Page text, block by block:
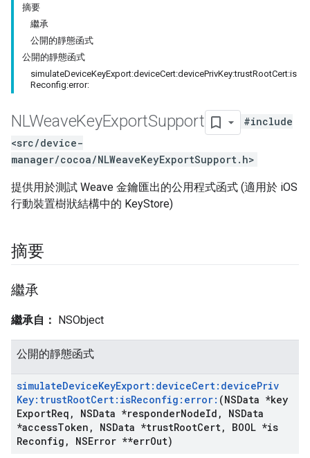
摘要
繼承
公開的靜態函式
公開的靜態函式
simulateDeviceKeyExport:deviceCert:devicePrivKey:trustRootCert:is
Reconfig:error:
NLWeaveKeyExportSupport
#include
<src/device-
manager/cocoa/NLWeaveKeyExportSupport.h>
提供用於測試 Weave 金鑰匯出的公用程式函式 (適用於 iOS
行動裝置樹狀結構中的 KeyStore)
摘要
繼承
繼承自： NSObject
公開的靜態函式
simulateDeviceKeyExport:deviceCert:devicePriv
Key:trustRootCert:isReconfig:error: (NSData *key
ExportReq , NSData *responderNodeId ,
NSData
*accessToken , NSData *trustRootCert,
BOOL *is
Reconfig , NSError **errOut)